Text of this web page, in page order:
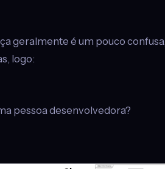
geralmente é um pouco
logo:
pessoa desenvolvedora?